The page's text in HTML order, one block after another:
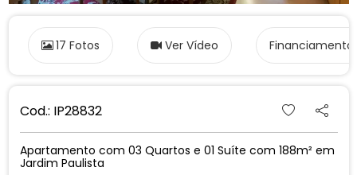
17 Fotos Ver Vídeo Financiamento
Cod.: IP28832
Apartamento com 03 Quartos e 01 Suíte com 188m² em
Jardim Paulista